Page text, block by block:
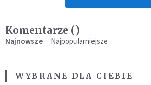
Komentarze ()
Najnowsze Najpopularniejsze
WYBRANE DLA CIEBIE